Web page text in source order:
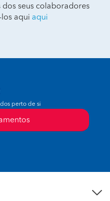
seus colaboradores
aqui aqui
perto de si